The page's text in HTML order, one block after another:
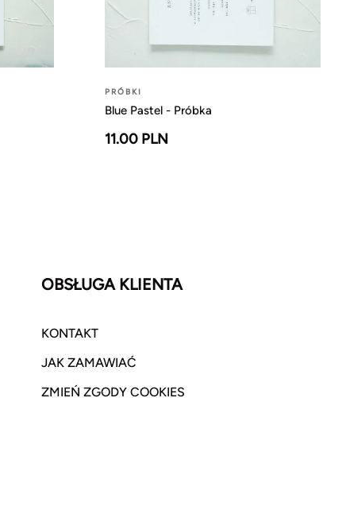
PRÓBKI
Blue Pastel - Próbka
11.00 PLN
OBSŁUGA KLIENTA
KONTAKT
JAK ZAMAWIAĆ
ZMIEŃ ZGODY COOKIES